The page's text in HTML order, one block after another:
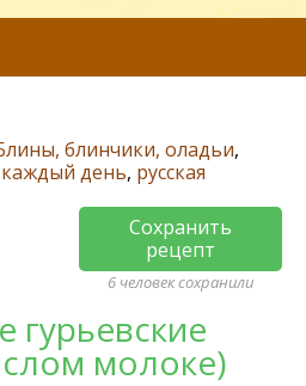
блинчики, оладьи,
день, русская
Сохранить
рецепт
6 человек сохранили
гурьевские
молоке)